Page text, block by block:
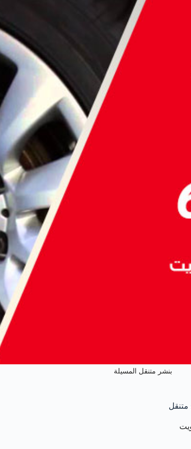
بنشر متنقل المسيلة